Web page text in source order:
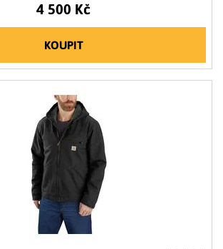
4 500 Kč
KOUPIT